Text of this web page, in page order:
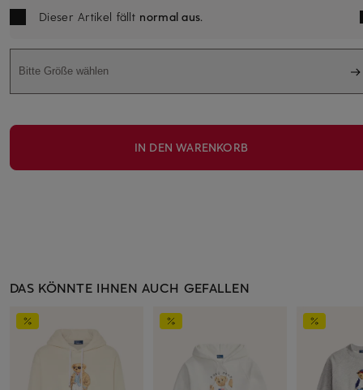
Dieser Artikel fällt normal aus.
Bitte Größe wählen
IN DEN WARENKORB
DAS KÖNNTE IHNEN AUCH GEFALLEN